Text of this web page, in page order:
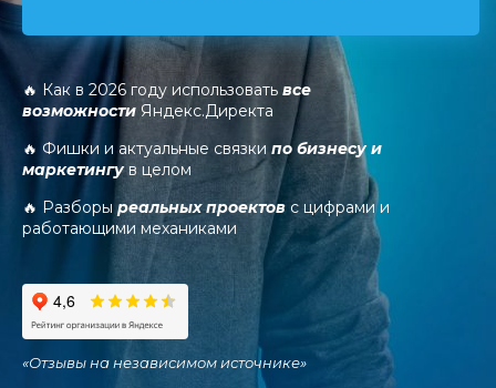
🔥 Как в 2026 году использовать все
возможности Яндекс.Директа
🔥 Фишки и актуальные связки по бизнесу и
маркетингув целом
🔥 Разборы реальных проектов с цифрами и
работающими механиками
«Отзывы на независимом источнике»